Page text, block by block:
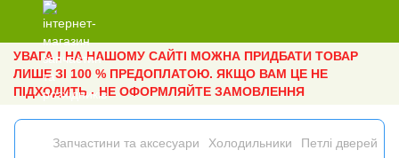
УВАГА ! НА НАШОМУ САЙТІ МОЖНА ПРИДБАТИ ТОВАР
ЛИШЕ ЗІ 100 % ПРЕДОПЛАТОЮ. ЯКЩО ВАМ ЦЕ НЕ
ПІДХОДИТЬ - НЕ ОФОРМЛЯЙТЕ ЗАМОВЛЕННЯ
Запчастини та аксесуари Холодильники Петлі дверей